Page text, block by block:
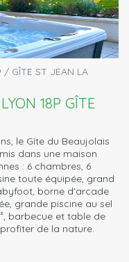
/ GÎTE ST JEAN LA
18P GÎTE
le Gîte du Beaujolais
dans une maison
: 6 chambres, 6
toute équipée, grand
borne d'arcade
grande piscine au sel
barbecue et table de
de la nature.